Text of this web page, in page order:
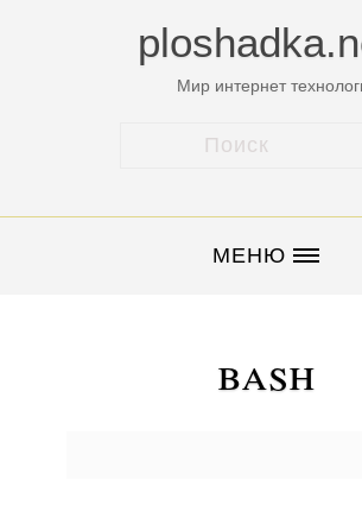
Мир интернет
МЕНЮ
bash